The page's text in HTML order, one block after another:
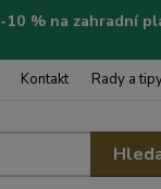
-10 % na zahradní
Kontakt Rady a